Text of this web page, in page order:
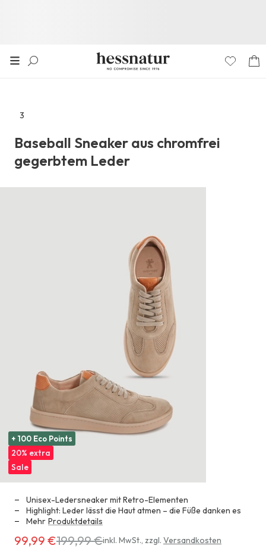
+ 100 Eco Points
20% extra
Sale
Zu
Reviews
3
Baseball Sneaker aus chromfrei
gegerbtem Leder
Unisex-Ledersneaker mit Retro-Elementen
Highlight: Leder lässt die Haut atmen – die Füße danken es
Mehr Produktdetails
Erhältlich
99,99 €199,99 €inkl. MwSt., zzgl. Versandkosten